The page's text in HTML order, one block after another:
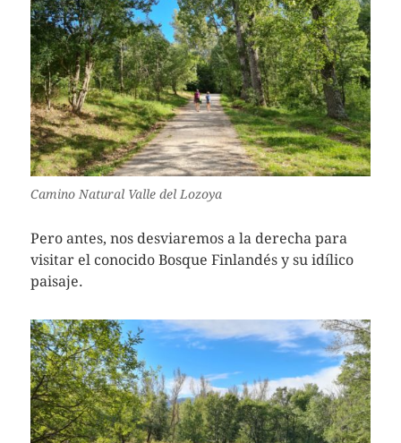
Camino Natural Valle del Lozoya
Pero antes, nos desviaremos a la derecha para
visitar el conocido Bosque Finlandés y su idílico
paisaje.